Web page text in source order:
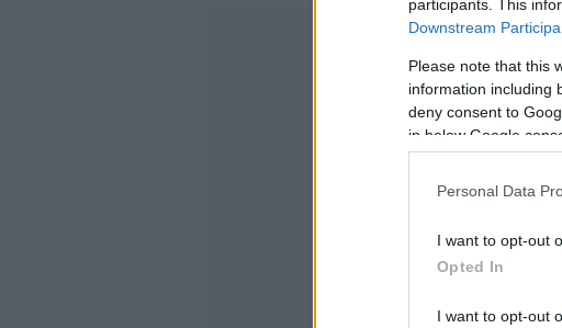
participants. This
Downstream
Please note that this
information including
deny consent to
in below Google
Personal Data
I want to opt-out
Opted In
I want to opt-out